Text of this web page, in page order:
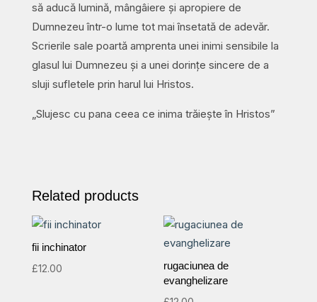
să aducă lumină, mângâiere și apropiere de
Dumnezeu într-o lume tot mai însetată de adevăr.
Scrierile sale poartă amprenta unei inimi sensibile la
glasul lui Dumnezeu și a unei dorințe sincere de a
sluji sufletele prin harul lui Hristos.
„Slujesc cu pana ceea ce inima trăiește în Hristos”
Related products
fii inchinator
£12.00
rugaciunea de
evanghelizare